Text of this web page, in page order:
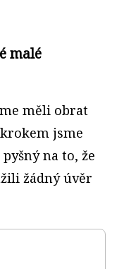
malé
měli obrat
jsme
na to, že
žádný úvěr